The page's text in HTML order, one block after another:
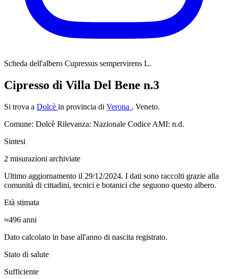
Scheda dell'albero Cupressus sempervirens L.
Cipresso di Villa Del Bene n.3
Si trova a Dolcè in provincia di Verona , Veneto.
Comune: Dolcè Rilevanza: Nazionale Codice AMI: n.d.
Sintesi
2 misurazioni archiviate
Ultimo aggiornamento il 29/12/2024. I dati sono raccolti grazie alla
comunità di cittadini, tecnici e botanici che seguono questo albero.
Età stimata
≈496 anni
Dato calcolato in base all'anno di nascita registrato.
Stato di salute
Sufficiente